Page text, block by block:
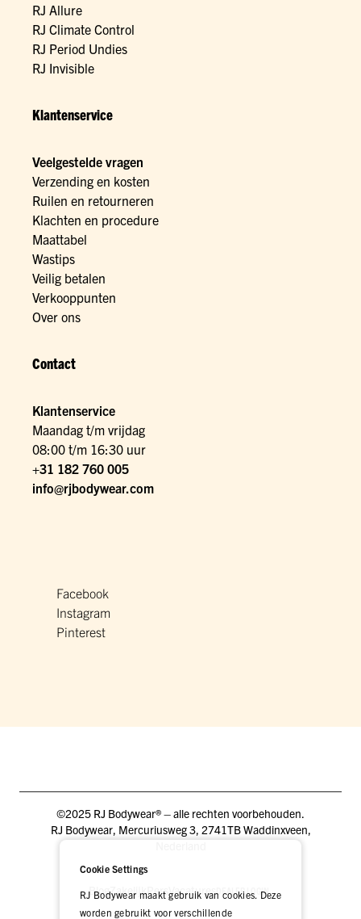
RJ Allure
RJ Climate Control
RJ Period Undies
RJ Invisible
Klantenservice
Veelgestelde vragen
Verzending en kosten
Ruilen en retourneren
Klachten en procedure
Maattabel
Wastips
Veilig betalen
Verkooppunten
Over ons
Contact
Klantenservice
Maandag t/m vrijdag
08:00 t/m 16:30 uur
+31 182 760 005
info@rjbodywear.com
Facebook
Instagram
Pinterest
©2025 RJ Bodywear® – alle rechten voorbehouden.
RJ Bodywear, Mercuriusweg 3, 2741TB Waddinxveen,
BlogZakelijkPers Vacatures DEALER LOGIN
Cookie Settings
RJ Bodywear maakt gebruik van cookies. Deze
worden gebruikt voor verschillende